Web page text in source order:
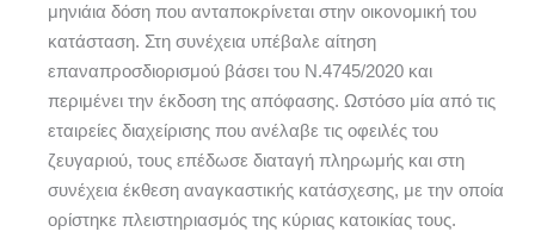
μηνιάια δόση που ανταποκρίνεται στην οικονομική του
κατάσταση. Στη συνέχεια υπέβαλε αίτηση
επαναπροσδιορισμού βάσει του Ν.4745/2020 και
περιμένει την έκδοση της απόφασης. Ωστόσο μία από τις
εταιρείες διαχείρισης που ανέλαβε τις οφειλές του
ζευγαριού, τους επέδωσε διαταγή πληρωμής και στη
συνέχεια έκθεση αναγκαστικής κατάσχεσης, με την οποία
ορίστηκε πλειστηριασμός της κύριας κατοικίας τους.